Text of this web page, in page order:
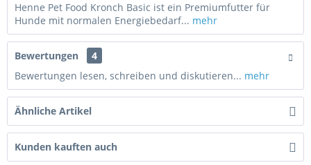
Henne Pet Food Kronch Basic ist ein Premiumfutter für
Hunde mit normalen Energiebedarf... mehr
Bewertungen
4
Bewertungen lesen, schreiben und diskutieren... mehr
Ähnliche Artikel
Kunden kauften auch